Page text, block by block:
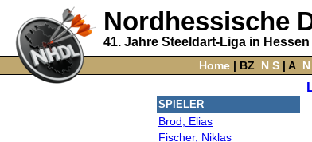
Nordhessische
41. Jahre Steeldart-Liga in Hessen
Home‌ | BZ N S‌ | A‌ N
SPIELER
Brod, Elias
Fischer, Niklas